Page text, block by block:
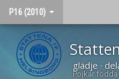
P16 (2010)
glädje ·
Pojkar födda